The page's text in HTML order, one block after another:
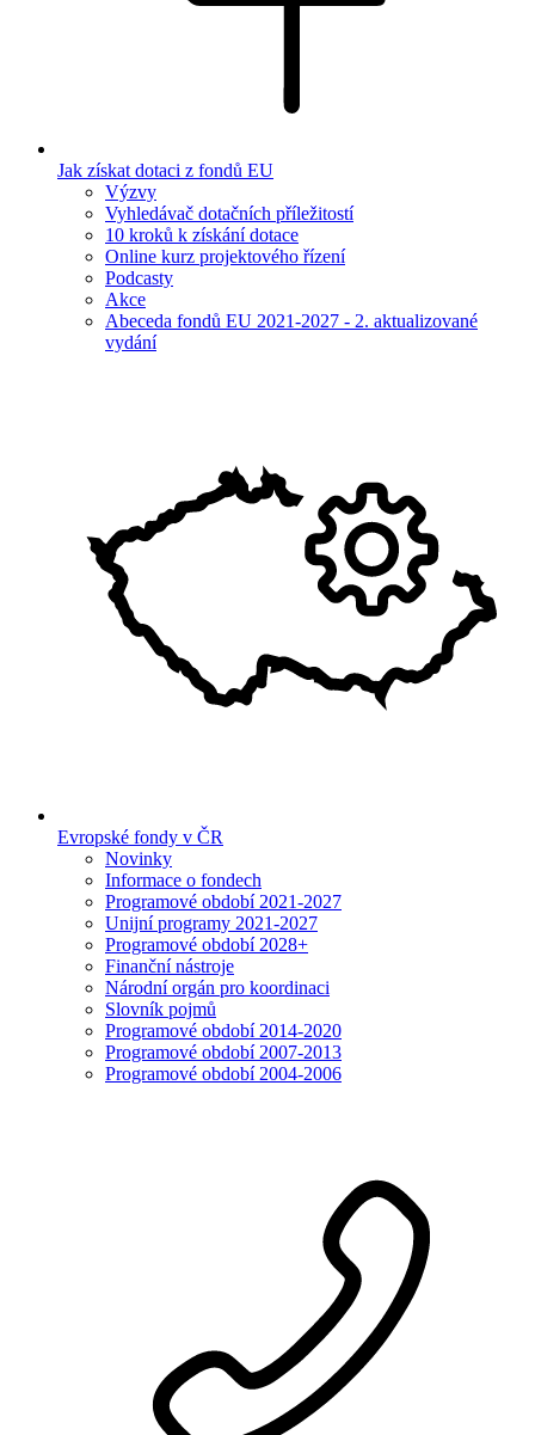
Jak získat dotaci z fondů EU
Výzvy
Vyhledávač dotačních příležitostí
10 kroků k získání dotace
Online kurz projektového řízení
Podcasty
Akce
Abeceda fondů EU 2021-2027 - 2. aktualizované
vydání
Evropské fondy v ČR
Novinky
Informace o fondech
Programové období 2021-2027
Unijní programy 2021-2027
Programové období 2028+
Finanční nástroje
Národní orgán pro koordinaci
Slovník pojmů
Programové období 2014-2020
Programové období 2007-2013
Programové období 2004-2006